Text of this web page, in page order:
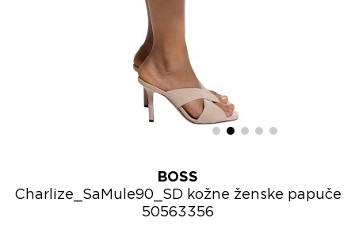
BOSS
Charlize_SaMule90_SD kožne ženske papuče
50563356